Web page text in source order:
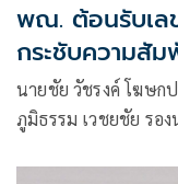
พณ. ต้อนรับเล
กระชับความสัม
นายชัย วัชรงค์ โฆษก
ภูมิธรรม เวชยชัย รอ